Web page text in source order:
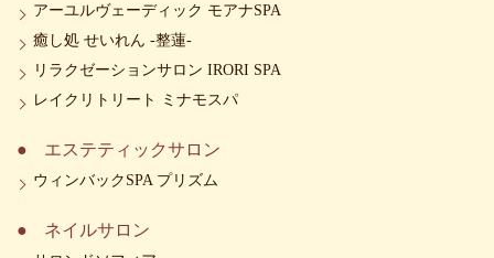
アーユルヴェーディック モアナSPA
癒し処 せいれん -整蓮-
リラクゼーションサロン IRORI SPA
レイクリトリート ミナモスパ
エステティックサロン
ウィンバックSPA プリズム
ネイルサロン